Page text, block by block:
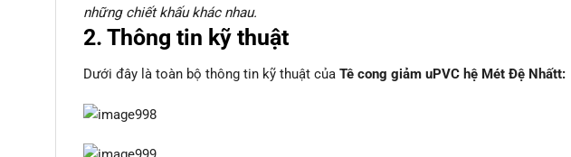
những chiết khấu khác nhau.
2. Thông tin kỹ thuật
Dưới đây là toàn bộ thông tin kỹ thuật của Tê cong giảm uPVC hệ Mét Đệ Nhấtt: